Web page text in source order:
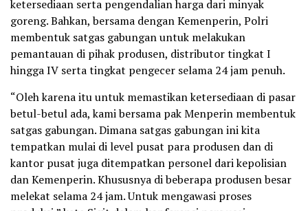
ketersediaan serta pengendalian harga dari minyak
goreng. Bahkan, bersama dengan Kemenperin, Polri
membentuk satgas gabungan untuk melakukan
pemantauan di pihak produsen, distributor tingkat I
hingga IV serta tingkat pengecer selama 24 jam penuh.
“Oleh karena itu untuk memastikan ketersediaan di pasar
betul-betul ada, kami bersama pak Menperin membentuk
satgas gabungan. Dimana satgas gabungan ini kita
tempatkan mulai di level pusat para produsen dan di
kantor pusat juga ditempatkan personel dari kepolisian
dan Kemenperin. Khususnya di beberapa produsen besar
melekat selama 24 jam. Untuk mengawasi proses